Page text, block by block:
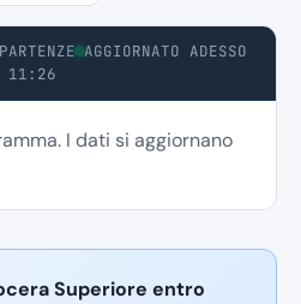
AGGIORNATO ADESSO
11:26
I dati si aggiornano
Superiore entro